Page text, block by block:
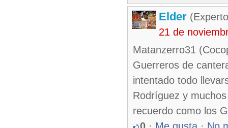
Elder
21 de
Matanzerro31
Guerreros de
intentado todo
Rodríguez y
recuerdo como los